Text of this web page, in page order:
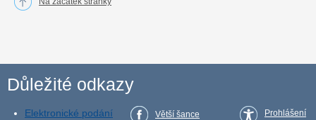
Důležité odkazy
Elektronické podání
Větší šance
Prohlášení